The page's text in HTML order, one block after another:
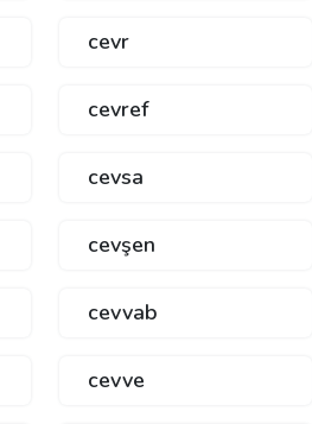
cevr
cevref
cevsa
cevşen
cevvab
cevve